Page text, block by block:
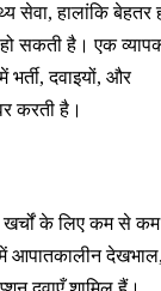
सेवा, हालांकि बेहतर
हो सकती है। एक
दवाइयों, और
करती है।
खर्चों के लिए कम से कम
आपातकालीन